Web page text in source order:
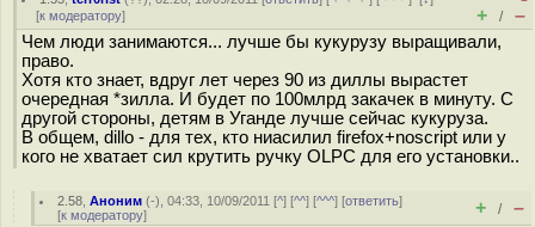
[к модератору] + / –
Чем люди занимаются... лучше бы кукурузу выращивали,
право.
Хотя кто знает, вдруг лет через 90 из диллы вырастет
очередная *зилла. И будет по 100млрд закачек в минуту. С
другой стороны, детям в Уганде лучше сейчас кукуруза.
В общем, dillo - для тех, кто ниасилил firefox+noscript или у
кого не хватает сил крутить ручку OLPC для его установки..
2.58 ,Аноним (-), 04:33, 10/09/2011 [^] [^^] [^^^] [ответить]
[к модератору] + / –